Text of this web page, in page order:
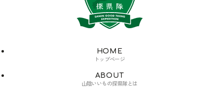
HOME
トップページ
ABOUT
山陰いいもの探県隊とは